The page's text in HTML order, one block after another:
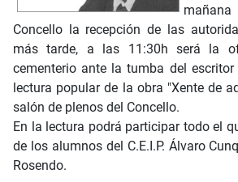
Concello la recepción de las
más tarde, a las 11:30h será la
cementerio ante la tumba del escritor
lectura popular de la obra "Xente de
salón de plenos del Concello.
En la lectura podrá participar todo el
de los alumnos del C.E.I.P. Álvaro
Rosendo.